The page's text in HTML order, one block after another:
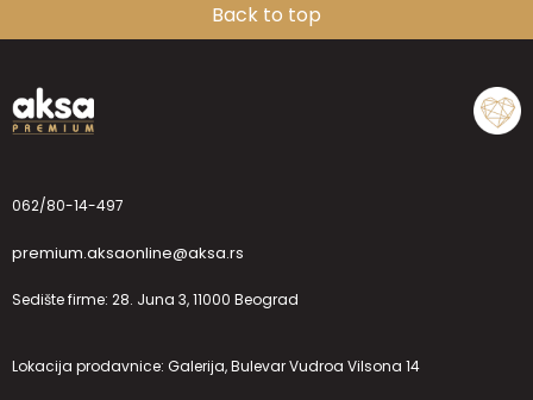
Back to top
062/80-14-497
premium.aksaonline@aksa.rs
Sedište firme: 28. Juna 3, 11000 Beograd
Lokacija prodavnice: Galerija, Bulevar Vudroa Vilsona 14